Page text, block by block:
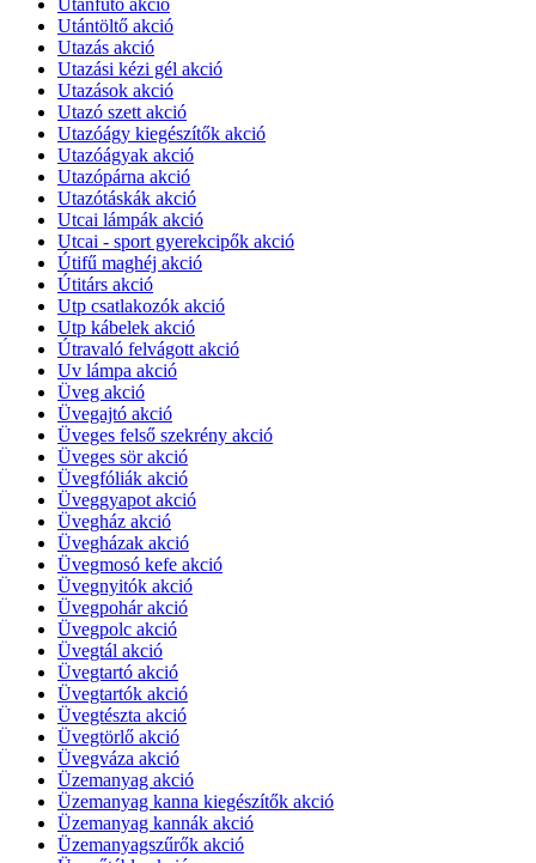
Utántöltő akció
Utazás akció
Utazási kézi gél akció
Utazások akció
Utazó szett akció
Utazóágy kiegészítők akció
Utazóágyak akció
Utazópárna akció
Utazótáskák akció
Utcai lámpák akció
Utcai - sport gyerekcipők akció
Útifű maghéj akció
Útitárs akció
Utp csatlakozók akció
Utp kábelek akció
Útravaló felvágott akció
Uv lámpa akció
Üveg akció
Üvegajtó akció
Üveges felső szekrény akció
Üveges sör akció
Üvegfóliák akció
Üveggyapot akció
Üvegház akció
Üvegházak akció
Üvegmosó kefe akció
Üvegnyitók akció
Üvegpohár akció
Üvegpolc akció
Üvegtál akció
Üvegtartó akció
Üvegtartók akció
Üvegtészta akció
Üvegtörlő akció
Üvegváza akció
Üzemanyag akció
Üzemanyag kanna kiegészítők akció
Üzemanyag kannák akció
Üzemanyagszűrők akció